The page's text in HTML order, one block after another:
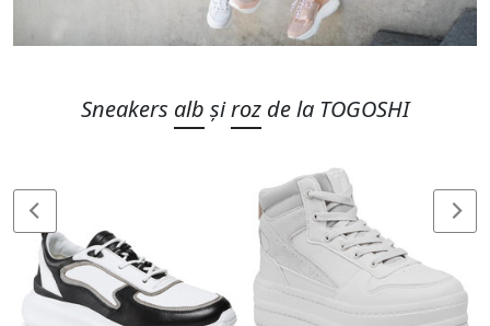
Sneakers alb șiroz de la TOGOSHI